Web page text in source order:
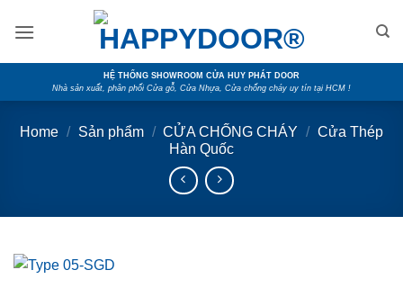
HỆ THỐNG SHOWROOM CỬA HUY PHÁT DOOR
Nhà sản xuất, phân phối Cửa gỗ, Cửa Nhựa, Cửa chống cháy uy tín tại HCM !
Home / Sản phẩm / CỬA CHỐNG CHÁY / Cửa Thép
Hàn Quốc